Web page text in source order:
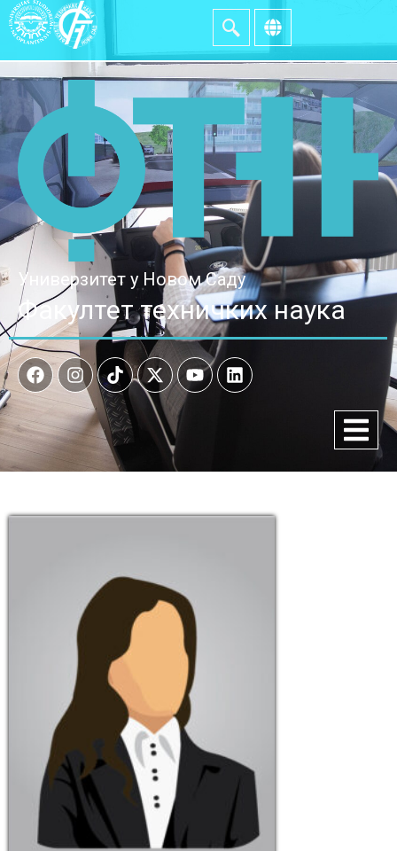
Универзитет у Новом Саду
Факултет техничких наука